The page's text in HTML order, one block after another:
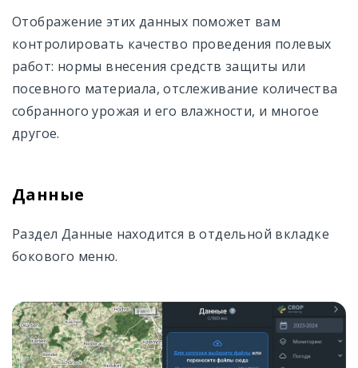
Аккаунт и Цены
Доступ через API
Отображение этих данных поможет вам
контролировать качество проведения полевых
работ: нормы внесения средств защиты или
посевного материала, отслеживание количества
собранного урожая и его влажности, и многое
другое.
Данные
Раздел Данные находится в отдельной вкладке
бокового меню.